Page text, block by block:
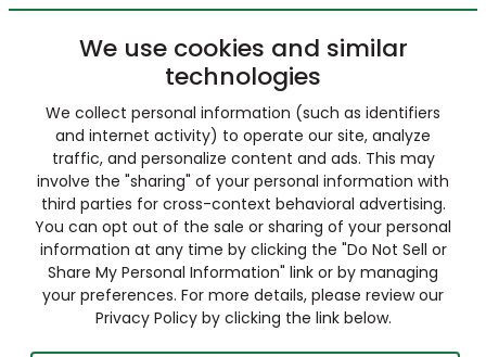
We use cookies and similar
technologies
We collect personal information (such as identifiers
and internet activity) to operate our site, analyze
traffic, and personalize content and ads. This may
involve the "sharing" of your personal information with
third parties for cross-context behavioral advertising.
You can opt out of the sale or sharing of your personal
information at any time by clicking the "Do Not Sell or
Share My Personal Information" link or by managing
your preferences. For more details, please review our
Privacy Policy by clicking the link below.